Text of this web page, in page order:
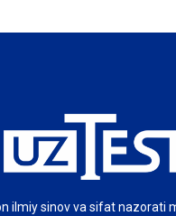
ilmiy sinov va sifat nazorati